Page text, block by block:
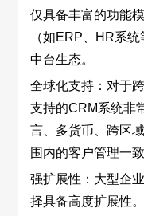
仅具备丰富的功能
（如ERP、HR系
中台生态。
全球化支持：对于
支持的CRM系统非
言、多货币、跨区
围内的客户管理一
强扩展性：大型企
择具备高度扩展性